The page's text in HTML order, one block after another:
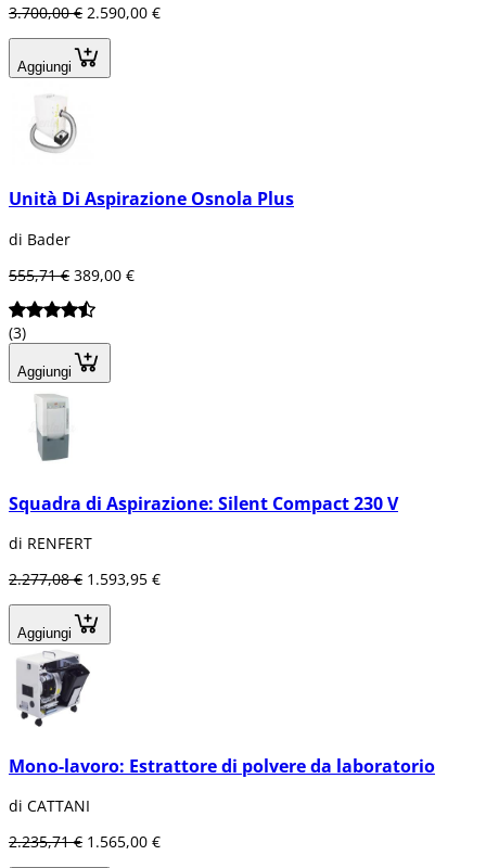
3.700,00 € 2.590,00 €
Aggiungi
Unità Di Aspirazione Osnola Plus
di Bader
555,71 € 389,00 €
(3)
Aggiungi
Squadra di Aspirazione: Silent Compact 230 V
di RENFERT
2.277,08 € 1.593,95 €
Aggiungi
Mono-lavoro: Estrattore di polvere da laboratorio
di CATTANI
2.235,71 € 1.565,00 €